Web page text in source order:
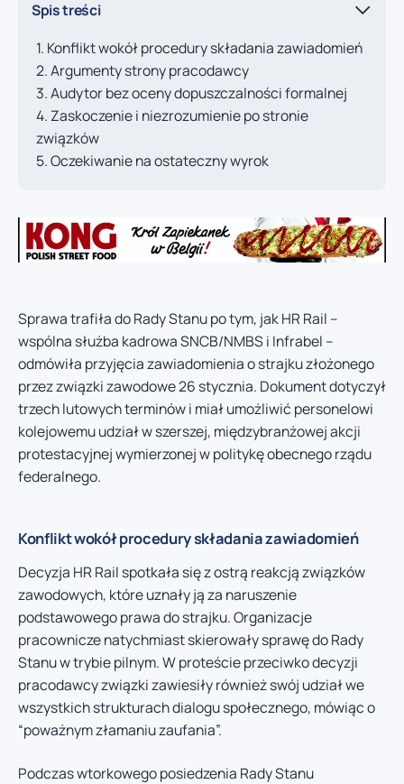
Spis treści
Konflikt wokół procedury składania zawiadomień
Argumenty strony pracodawcy
Audytor bez oceny dopuszczalności formalnej
Zaskoczenie i niezrozumienie po stronie
związków
Oczekiwanie na ostateczny wyrok
Sprawa trafiła do Rady Stanu po tym, jak HR Rail –
wspólna służba kadrowa SNCB/NMBS i Infrabel –
odmówiła przyjęcia zawiadomienia o strajku złożonego
przez związki zawodowe 26 stycznia. Dokument dotyczył
trzech lutowych terminów i miał umożliwić personelowi
kolejowemu udział w szerszej, międzybranżowej akcji
protestacyjnej wymierzonej w politykę obecnego rządu
federalnego.
Konflikt wokół procedury składania zawiadomień
Decyzja HR Rail spotkała się z ostrą reakcją związków
zawodowych, które uznały ją za naruszenie
podstawowego prawa do strajku. Organizacje
pracownicze natychmiast skierowały sprawę do Rady
Stanu w trybie pilnym. W proteście przeciwko decyzji
pracodawcy związki zawiesiły również swój udział we
wszystkich strukturach dialogu społecznego, mówiąc o
“poważnym złamaniu zaufania”.
Podczas wtorkowego posiedzenia Rady Stanu